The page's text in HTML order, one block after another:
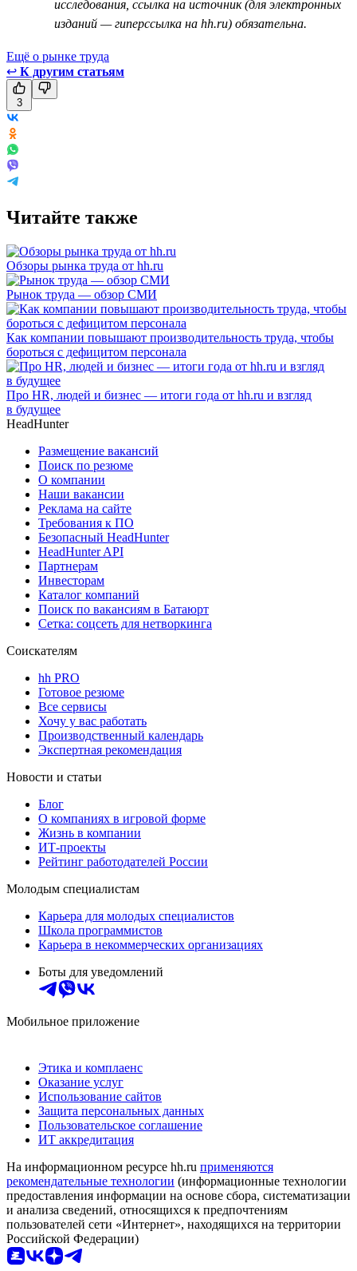
исследования, ссылка на источник (для электронных
изданий — гиперссылка на hh.ru) обязательна.
Ещё о рынке труда
↩ К другим статьям
3
Читайте также
Обзоры рынка труда от hh.ru
Рынок труда — обзор СМИ
Как компании повышают производительность труда, чтобы
бороться с дефицитом персонала
Про HR, людей и бизнес — итоги года от hh.ru и взгляд
в будущее
HeadHunter
Размещение вакансий
Поиск по резюме
О компании
Наши вакансии
Реклама на сайте
Требования к ПО
Безопасный HeadHunter
HeadHunter API
Партнерам
Инвесторам
Каталог компаний
Поиск по вакансиям в Батаюрт
Сетка: соцсеть для нетворкинга
Соискателям
hh PRO
Готовое резюме
Все сервисы
Хочу у вас работать
Производственный календарь
Экспертная рекомендация
Новости и статьи
Блог
О компаниях в игровой форме
Жизнь в компании
ИТ-проекты
Рейтинг работодателей России
Молодым специалистам
Карьера для молодых специалистов
Школа программистов
Карьера в некоммерческих организациях
Боты для уведомлений
Мобильное приложение
Этика и комплаенс
Оказание услуг
Использование сайтов
Защита персональных данных
Пользовательское соглашение
ИТ аккредитация
На информационном ресурсе hh.ru применяются
рекомендательные технологии (информационные технологии
предоставления информации на основе сбора, систематизации
и анализа сведений, относящихся к предпочтениям
пользователей сети «Интернет», находящихся на территории
Российской Федерации)